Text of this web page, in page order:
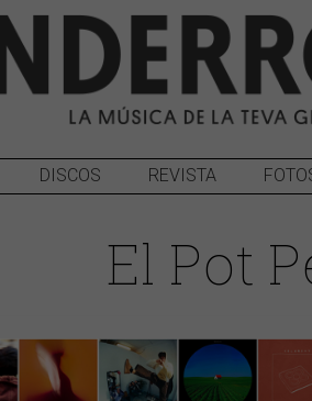
DISCOS REVISTA
El Pot